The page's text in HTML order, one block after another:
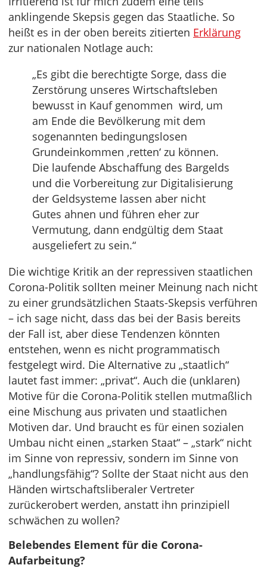
anklingende Skepsis gegen das Staatliche. So
heißt es in der oben bereits zitierten Erklärung
zur nationalen Notlage auch:
„Es gibt die berechtigte Sorge, dass die
Zerstörung unseres Wirtschaftsleben
bewusst in Kauf genommen wird, um
am Ende die Bevölkerung mit dem
sogenannten bedingungslosen
Grundeinkommen ‚retten‘ zu können.
Die laufende Abschaffung des Bargelds
und die Vorbereitung zur Digitalisierung
der Geldsysteme lassen aber nicht
Gutes ahnen und führen eher zur
Vermutung, dann endgültig dem Staat
ausgeliefert zu sein.“
Die wichtige Kritik an der repressiven staatlichen
Corona-Politik sollten meiner Meinung nach nicht
zu einer grundsätzlichen Staats-Skepsis verführen
– ich sage nicht, dass das bei der Basis bereits
der Fall ist, aber diese Tendenzen könnten
entstehen, wenn es nicht programmatisch
festgelegt wird. Die Alternative zu „staatlich“
lautet fast immer: „privat“. Auch die (unklaren)
Motive für die Corona-Politik stellen mutmaßlich
eine Mischung aus privaten und staatlichen
Motiven dar. Und braucht es für einen sozialen
Umbau nicht einen „starken Staat“ – „stark“ nicht
im Sinne von repressiv, sondern im Sinne von
„handlungsfähig“? Sollte der Staat nicht aus den
Händen wirtschaftsliberaler Vertreter
zurückerobert werden, anstatt ihn prinzipiell
schwächen zu wollen?
Belebendes Element für die Corona-
Aufarbeitung?